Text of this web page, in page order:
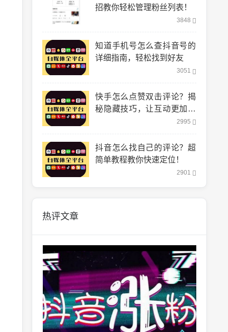
招教你轻松管理粉丝列表！
3848
知道手机号怎么查抖音号的
详细指南，轻松找到好友
3051
快手怎么点赞双击评论？揭
秘隐藏技巧，让互动更加轻
2995
抖音怎么找自己的评论？超
简单教程教你快速定位！
2901
热评文章